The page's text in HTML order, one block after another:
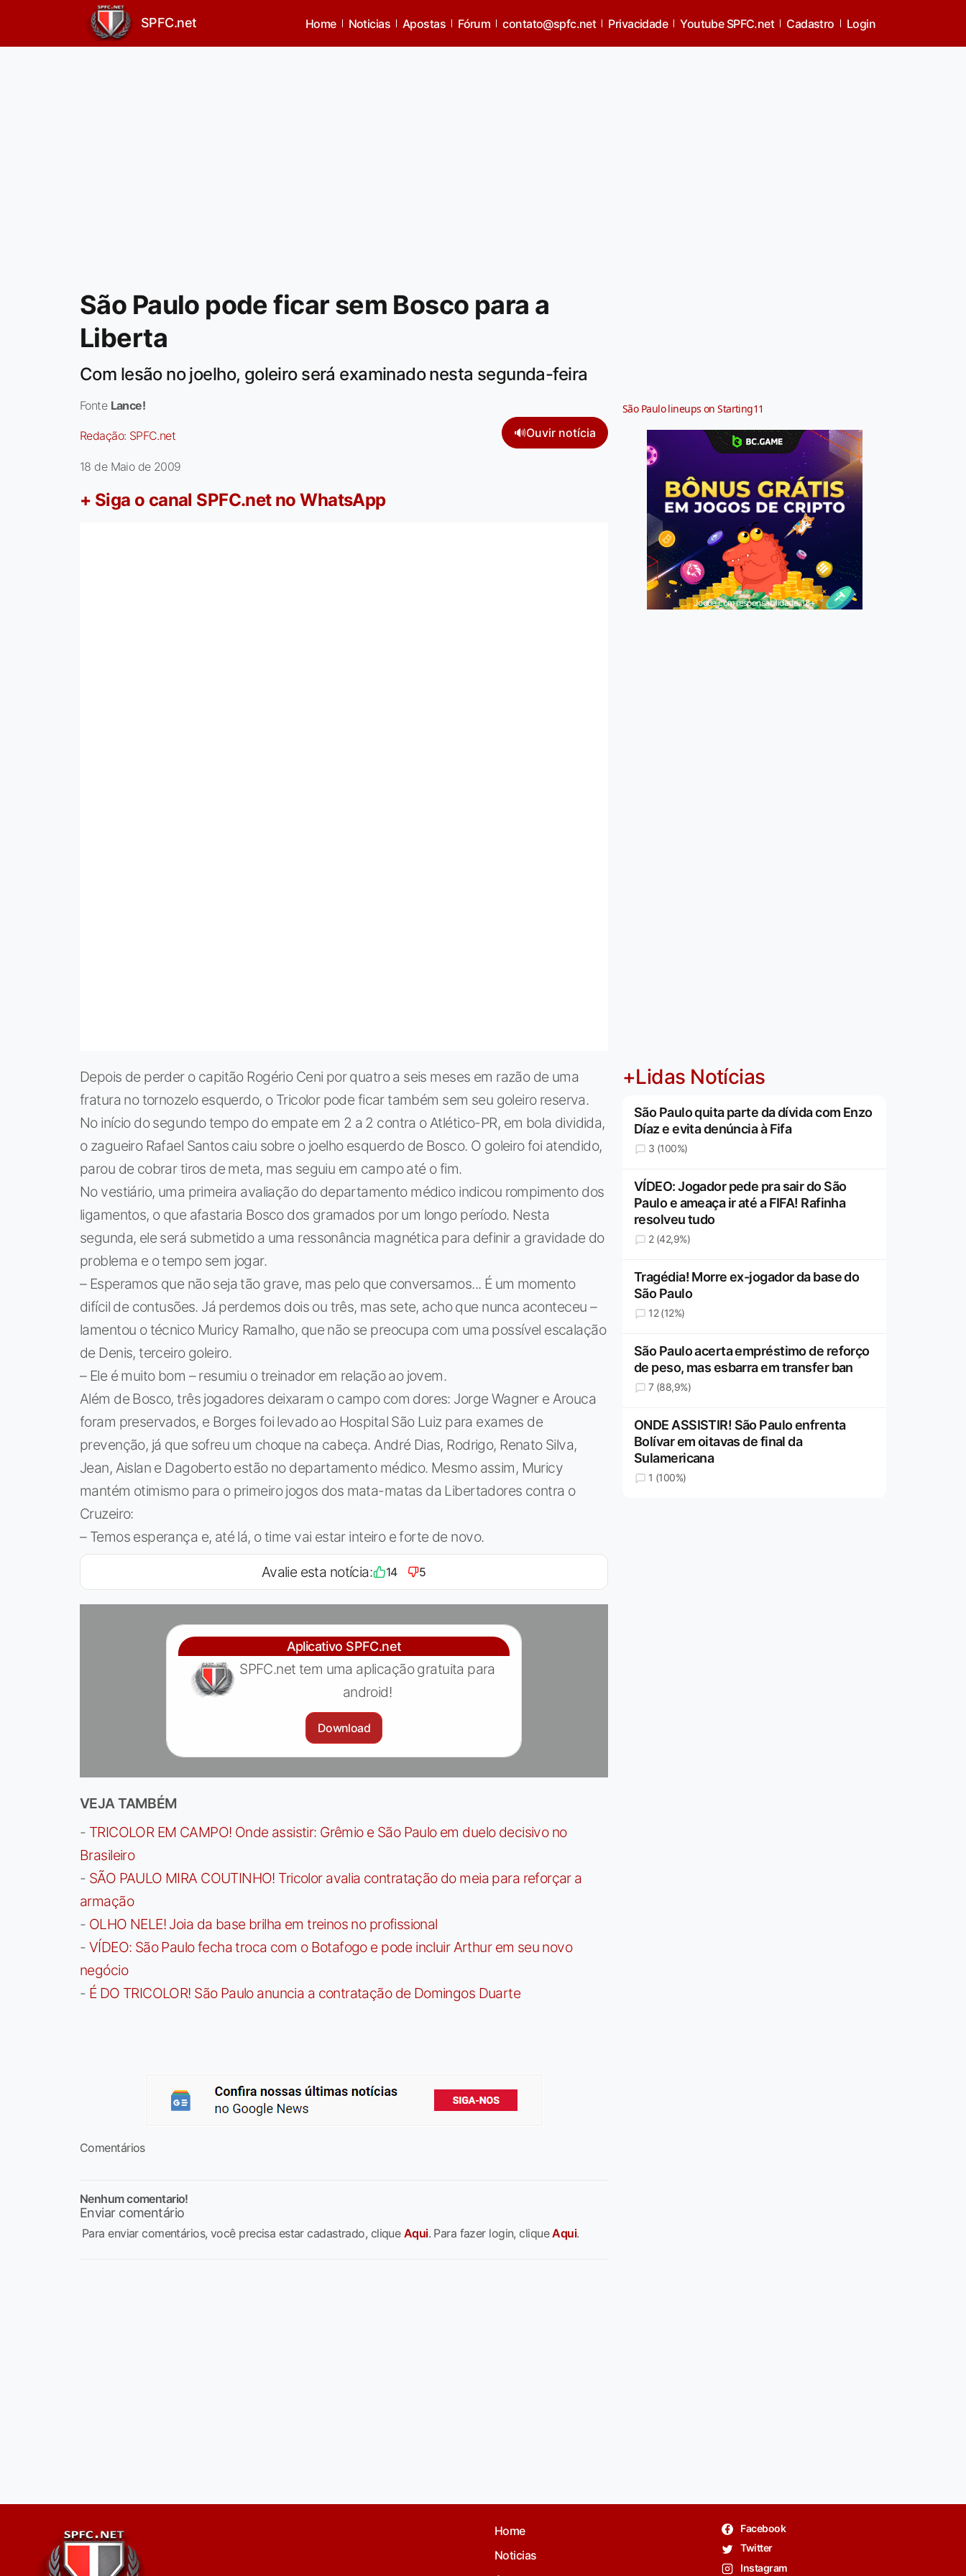
SPFC.net Home Noticias Apostas Fórum contato@spfc.net Privacidade Youtube SPFC.net Cadastro Login
São Paulo pode ficar sem Bosco para a
Liberta
Com lesão no joelho, goleiro será examinado nesta segunda-feira
Fonte Lance!
Redação: SPFC.net 🔊Ouvir notícia
18 de Maio de 2009
+ Siga o canal SPFC.net no WhatsApp
Depois de perder o capitão Rogério Ceni por quatro a seis meses em razão de uma
fratura no tornozelo esquerdo, o Tricolor pode ficar também sem seu goleiro reserva.
No início do segundo tempo do empate em 2 a 2 contra o Atlético-PR, em bola dividida,
o zagueiro Rafael Santos caiu sobre o joelho esquerdo de Bosco. O goleiro foi atendido,
parou de cobrar tiros de meta, mas seguiu em campo até o fim.
No vestiário, uma primeira avaliação do departamento médico indicou rompimento dos
ligamentos, o que afastaria Bosco dos gramados por um longo período. Nesta
segunda, ele será submetido a uma ressonância magnética para definir a gravidade do
problema e o tempo sem jogar.
– Esperamos que não seja tão grave, mas pelo que conversamos... É um momento
difícil de contusões. Já perdemos dois ou três, mas sete, acho que nunca aconteceu –
lamentou o técnico Muricy Ramalho, que não se preocupa com uma possível escalação
de Denis, terceiro goleiro.
– Ele é muito bom – resumiu o treinador em relação ao jovem.
Além de Bosco, três jogadores deixaram o campo com dores: Jorge Wagner e Arouca
foram preservados, e Borges foi levado ao Hospital São Luiz para exames de
prevenção, já que sofreu um choque na cabeça. André Dias, Rodrigo, Renato Silva,
Jean, Aislan e Dagoberto estão no departamento médico. Mesmo assim, Muricy
mantém otimismo para o primeiro jogos dos mata-matas da Libertadores contra o
Cruzeiro:
– Temos esperança e, até lá, o time vai estar inteiro e forte de novo.
Avalie esta notícia: 14 5
Aplicativo SPFC.net
SPFC.net tem uma aplicação gratuita para
android!
Download
VEJA TAMBÉM
- TRICOLOR EM CAMPO! Onde assistir: Grêmio e São Paulo em duelo decisivo no
Brasileiro
- SÃO PAULO MIRA COUTINHO! Tricolor avalia contratação do meia para reforçar a
armação
- OLHO NELE! Joia da base brilha em treinos no profissional
- VÍDEO: São Paulo fecha troca com o Botafogo e pode incluir Arthur em seu novo
negócio
- É DO TRICOLOR! São Paulo anuncia a contratação de Domingos Duarte
Comentários
Nenhum comentario!
Enviar comentário
Para enviar comentários, você precisa estar cadastrado, clique Aqui. Para fazer login, cliqueAqui.
São Paulo lineups on Starting11
Jogue com responsabilidade. 18+
+Lidas Notícias
São Paulo quita parte da dívida com Enzo
Díaz e evita denúncia à Fifa
3 (100%)
VÍDEO: Jogador pede pra sair do São
Paulo e ameaça ir até a FIFA! Rafinha
resolveu tudo
2 (42,9%)
Tragédia! Morre ex-jogador da base do
São Paulo
12 (12%)
São Paulo acerta empréstimo de reforço
de peso, mas esbarra em transfer ban
7 (88,9%)
ONDE ASSISTIR! São Paulo enfrenta
Bolívar em oitavas de final da
Sulamericana
1 (100%)
Home
Noticias
Facebook
Twitter
Instagram